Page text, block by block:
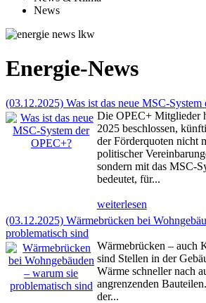
News
Energie-News
(03.12.2025) Was ist das neue MSC-System
Die OPEC+ Mitglieder
2025 beschlossen,
der Förderquoten nicht
politischer
sondern mit das MSC-
bedeutet, für...
weiterlesen
(03.12.2025) Wärmebrücken bei
problematisch sind
Wärmebrücken – auch
sind Stellen in der
Wärme schneller nach
angrenzenden
der...